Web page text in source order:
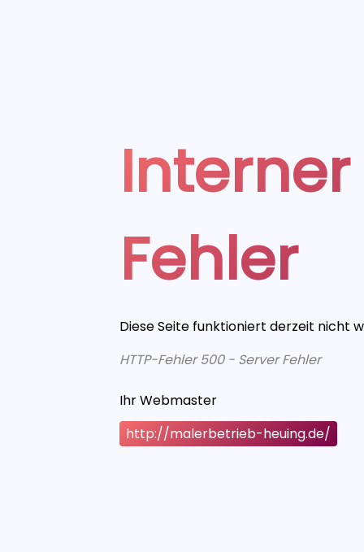
Fehler
Diese Seite funktioniert derzeit nicht
HTTP-Fehler 500 - Server Fehler
Ihr Webmaster
http://malerbetrieb-heuing.de/